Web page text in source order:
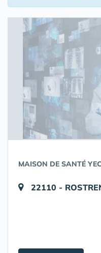
MAISON DE SANTÉ
22110 -